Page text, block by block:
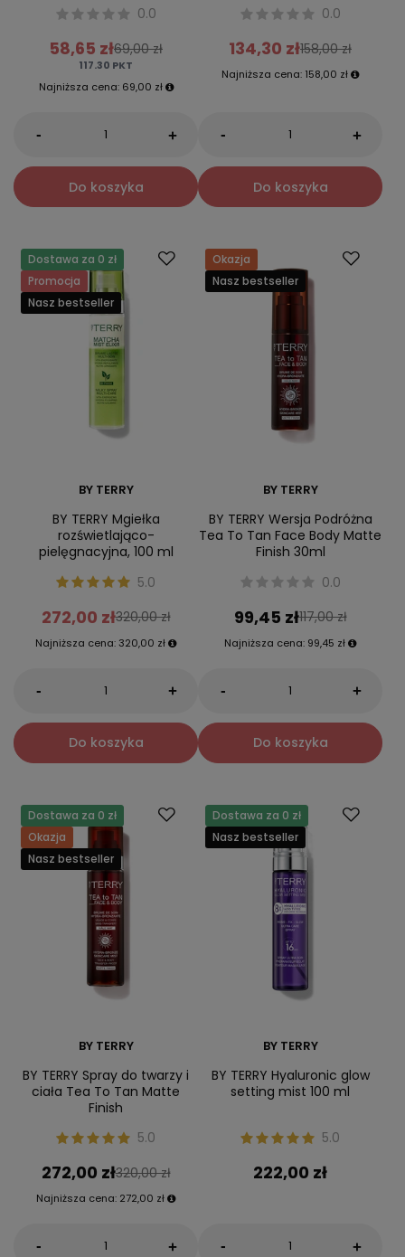
0.0
58,65 zł69,00 zł
117.30 PKT
Najniższa cena: 69,00 zł
- +
Do koszyka
0.0
134,30 zł158,00 zł
Najniższa cena: 158,00 zł
- +
Do koszyka
Dostawa za 0 zł
Promocja
Nasz bestseller
BY TERRY
BY TERRY Mgiełka
rozświetlająco-
pielęgnacyjna, 100 ml
5.0
272,00 zł320,00 zł
Najniższa cena: 320,00 zł
- +
Do koszyka
Okazja
Nasz bestseller
BY TERRY
BY TERRY Wersja Podróżna
Tea To Tan Face Body Matte
Finish 30ml
0.0
99,45 zł117,00 zł
Najniższa cena: 99,45 zł
- +
Do koszyka
Dostawa za 0 zł
Okazja
Nasz bestseller
BY TERRY
BY TERRY Spray do twarzy i
ciała Tea To Tan Matte
Finish
5.0
272,00 zł320,00 zł
Najniższa cena: 272,00 zł
- +
Dostawa za 0 zł
Nasz bestseller
BY TERRY
BY TERRY Hyaluronic glow
setting mist 100 ml
5.0
222,00 zł
- +